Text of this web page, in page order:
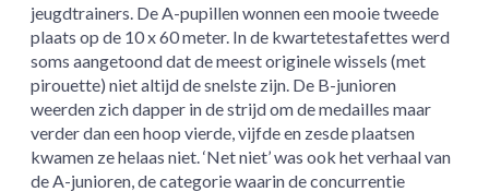
jeugdtrainers. De A-pupillen wonnen een mooie tweede
plaats op de 10 x 60 meter. In de kwartetestafettes werd
soms aangetoond dat de meest originele wissels (met
pirouette) niet altijd de snelste zijn. De B-junioren
weerden zich dapper in de strijd om de medailles maar
verder dan een hoop vierde, vijfde en zesde plaatsen
kwamen ze helaas niet. ‘Net niet’ was ook het verhaal van
de A-junioren, de categorie waarin de concurrentie